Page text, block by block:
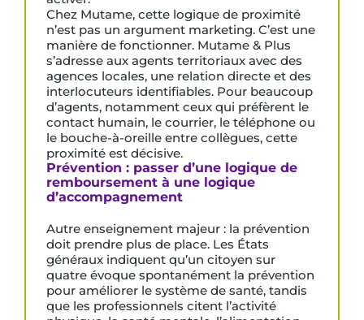
Chez Mutame, cette logique de proximité
n’est pas un argument marketing. C’est une
manière de fonctionner. Mutame & Plus
s’adresse aux agents territoriaux avec des
agences locales, une relation directe et des
interlocuteurs identifiables. Pour beaucoup
d’agents, notamment ceux qui préfèrent le
contact humain, le courrier, le téléphone ou
le bouche-à-oreille entre collègues, cette
proximité est décisive.
Prévention : passer d’une logique de
remboursement à une logique
d’accompagnement
Autre enseignement majeur : la prévention
doit prendre plus de place. Les États
généraux indiquent qu’un citoyen sur
quatre évoque spontanément la prévention
pour améliorer le système de santé, tandis
que les professionnels citent l’activité